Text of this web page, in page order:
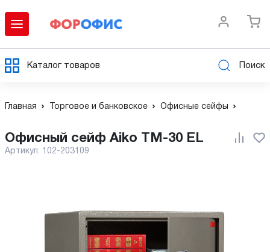
Каталог товаров Поиск
Главная Торговое и банковское Офисные сейфы
Офисный сейф Aiko TM-30 EL
Артикул: 102-203109